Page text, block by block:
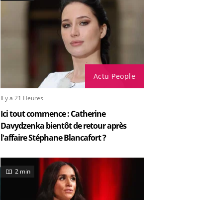
Actu People
Il y a 21 Heures
Ici tout commence : Catherine
Davydzenka bientôt de retour après
l'affaire Stéphane Blancafort ?
2 min